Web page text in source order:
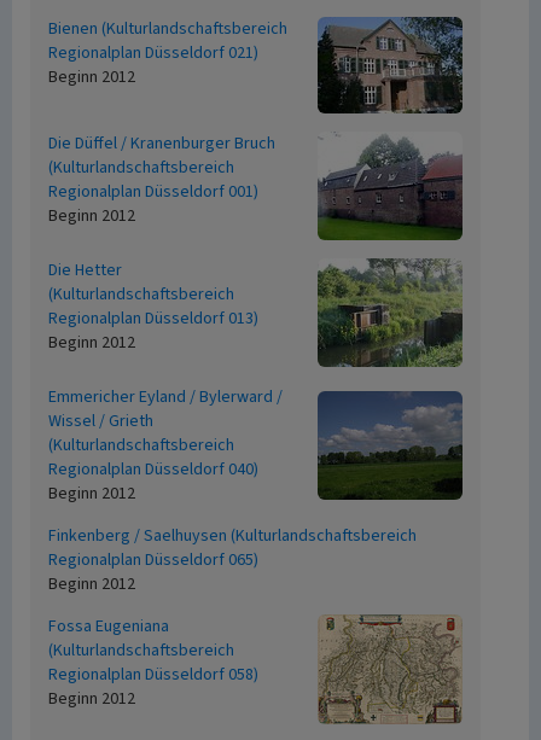
Bienen (Kulturlandschaftsbereich
Regionalplan Düsseldorf 021)
Beginn 2012
Die Düffel / Kranenburger Bruch
(Kulturlandschaftsbereich
Regionalplan Düsseldorf 001)
Beginn 2012
Die Hetter
(Kulturlandschaftsbereich
Regionalplan Düsseldorf 013)
Beginn 2012
Emmericher Eyland / Bylerward /
Wissel / Grieth
(Kulturlandschaftsbereich
Regionalplan Düsseldorf 040)
Beginn 2012
Finkenberg / Saelhuysen (Kulturlandschaftsbereich
Regionalplan Düsseldorf 065)
Beginn 2012
Fossa Eugeniana
(Kulturlandschaftsbereich
Regionalplan Düsseldorf 058)
Beginn 2012